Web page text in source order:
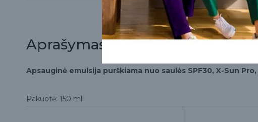
Aprašymas
Apsauginė emulsija purškiama nuo saulės SPF30, X-Sun Pro,
Pakuotė: 150 ml.